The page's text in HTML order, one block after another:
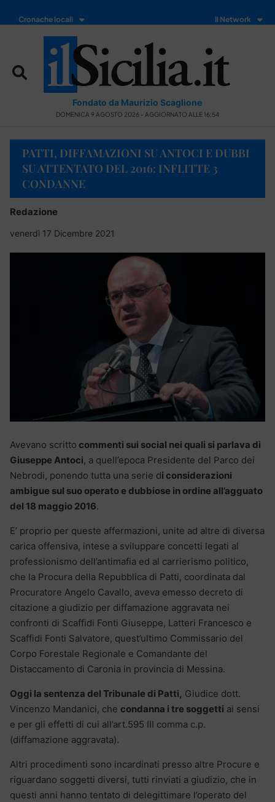
Cronache locali Il Network
Fondato da Maurizio Scaglione
DOMENICA 9 AGOSTO 2026 - AGGIORNATO ALLE 16:54
PATTI, DIFFAMAZIONI SU ANTOCI E DUBBI
SU ATTENTATO DEL 2016: INFLITTE 3
CONDANNE
Redazione
venerdì 17 Dicembre 2021
Avevano scritto commenti sui social nei quali si parlava di
Giuseppe Antoci, a quell’epoca Presidente del Parco dei
Nebrodi, ponendo tutta una serie di considerazioni
ambigue sul suo operato e dubbiose in ordine all’agguato
del 18 maggio 2016.
E’ proprio per queste affermazioni, unite ad altre di diversa
carica offensiva, intese a sviluppare concetti legati al
professionismo dell’antimafia ed al carrierismo politico,
che la Procura della Repubblica di Patti, coordinata dal
Procuratore Angelo Cavallo, aveva emesso decreto di
citazione a giudizio per diffamazione aggravata nei
confronti di Scaffidi Fonti Giuseppe, Latteri Francesco e
Scaffidi Fonti Salvatore, quest’ultimo Commissario del
Corpo Forestale Regionale e Comandante del
Distaccamento di Caronia in provincia di Messina.
Oggi la sentenza del Tribunale di Patti, Giudice dott.
Vincenzo Mandanici, che condanna i tre soggetti ai sensi
e per gli effetti di cui all’art.595 III comma c.p.
(diffamazione aggravata).
Altri procedimenti sono incardinati presso altre Procure e
riguardano soggetti diversi, tutti rinviati a giudizio, che in
questi anni hanno tentato di delegittimare l’operato del